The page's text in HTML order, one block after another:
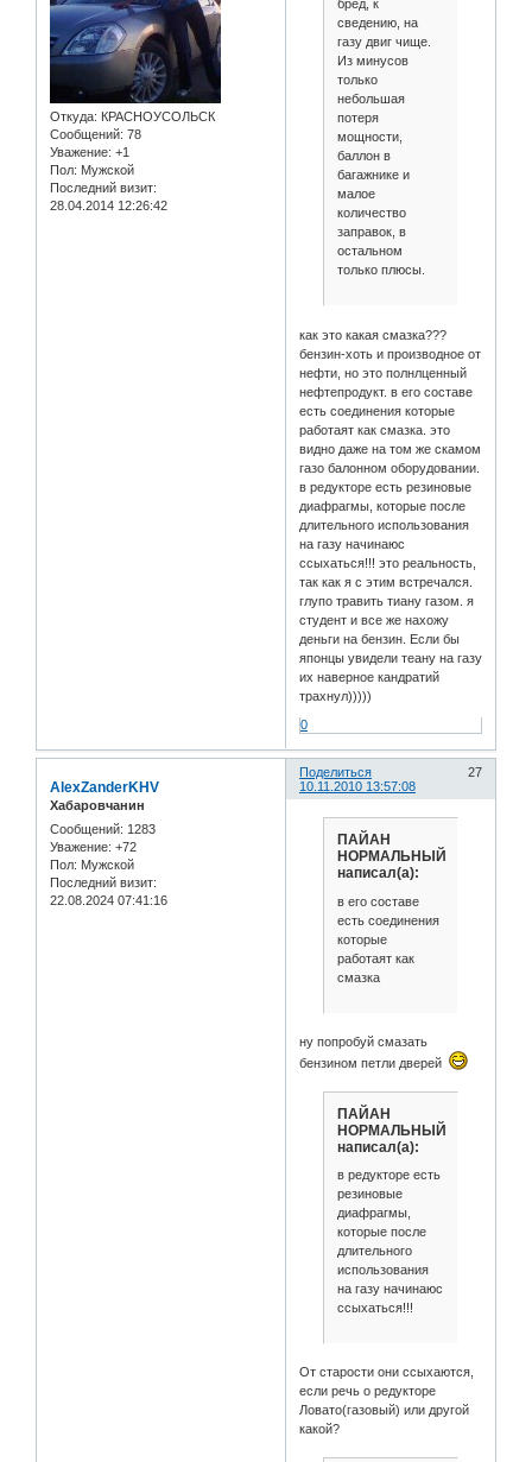
Откуда: КРАСНОУСОЛЬСК
Сообщений: 78
Уважение: +1
Пол: Мужской
Последний визит:
28.04.2014 12:26:42
бред, к
сведению, на
газу двиг чище.
Из минусов
только
небольшая
потеря
мощности,
баллон в
багажнике и
малое
количество
заправок, в
остальном
только плюсы.
как это какая смазка???
бензин-хоть и производное от
нефти, но это полнлценный
нефтепродукт. в его составе
есть соединения которые
работаят как смазка. это
видно даже на том же скамом
газо балонном оборудовании.
в редукторе есть резиновые
диафрагмы, которые после
длительного использования
на газу начинаюс
ссыхаться!!! это реальность,
так как я с этим встречался.
глупо травить тиану газом. я
студент и все же нахожу
деньги на бензин. Если бы
японцы увидели теану на газу
их наверное кандратий
трахнул)))))
0
Поделиться
27
10.11.2010 13:57:08
AlexZanderKHV
Хабаровчанин
Сообщений: 1283
Уважение: +72
Пол: Мужской
Последний визит:
22.08.2024 07:41:16
ПАЙАН
НОРМАЛЬНЫЙ
написал(а):
в его составе
есть соединения
которые
работаят как
смазка
ну попробуй смазать
бензином петли дверей
ПАЙАН
НОРМАЛЬНЫЙ
написал(а):
в редукторе есть
резиновые
диафрагмы,
которые после
длительного
использования
на газу начинаюс
ссыхаться!!!
От старости они ссыхаются,
если речь о редукторе
Ловато(газовый) или другой
какой?